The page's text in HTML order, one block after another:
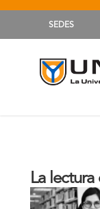
SEDES
La
social